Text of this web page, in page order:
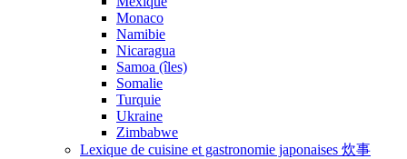
Monaco
Namibie
Nicaragua
Samoa (îles)
Somalie
Turquie
Ukraine
Zimbabwe
Lexique de cuisine et gastronomie japonaises 炊事